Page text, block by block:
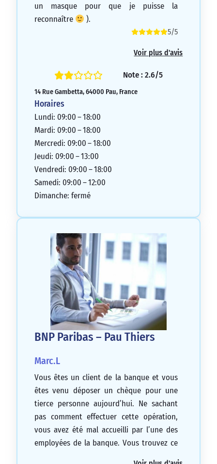
un masque pour que je puisse la
reconnaître
).
5/5
Voir plus d'avis
Note : 2.6/5
14 Rue Gambetta, 64000 Pau, France
Horaires
Lundi: 09:00 – 18:00
Mardi: 09:00 – 18:00
Mercredi: 09:00 – 18:00
Jeudi: 09:00 – 13:00
Vendredi: 09:00 – 18:00
Samedi: 09:00 – 12:00
Dimanche: fermé
BNP Paribas – Pau Thiers
Marc.L
Vous êtes un client de la banque et vous
êtes venu déposer un chèque pour une
tierce personne aujourd’hui. Ne sachant
pas comment effectuer cette opération,
vous avez été mal accueilli par l’une des
employées de la banque. Vous trouvez ce